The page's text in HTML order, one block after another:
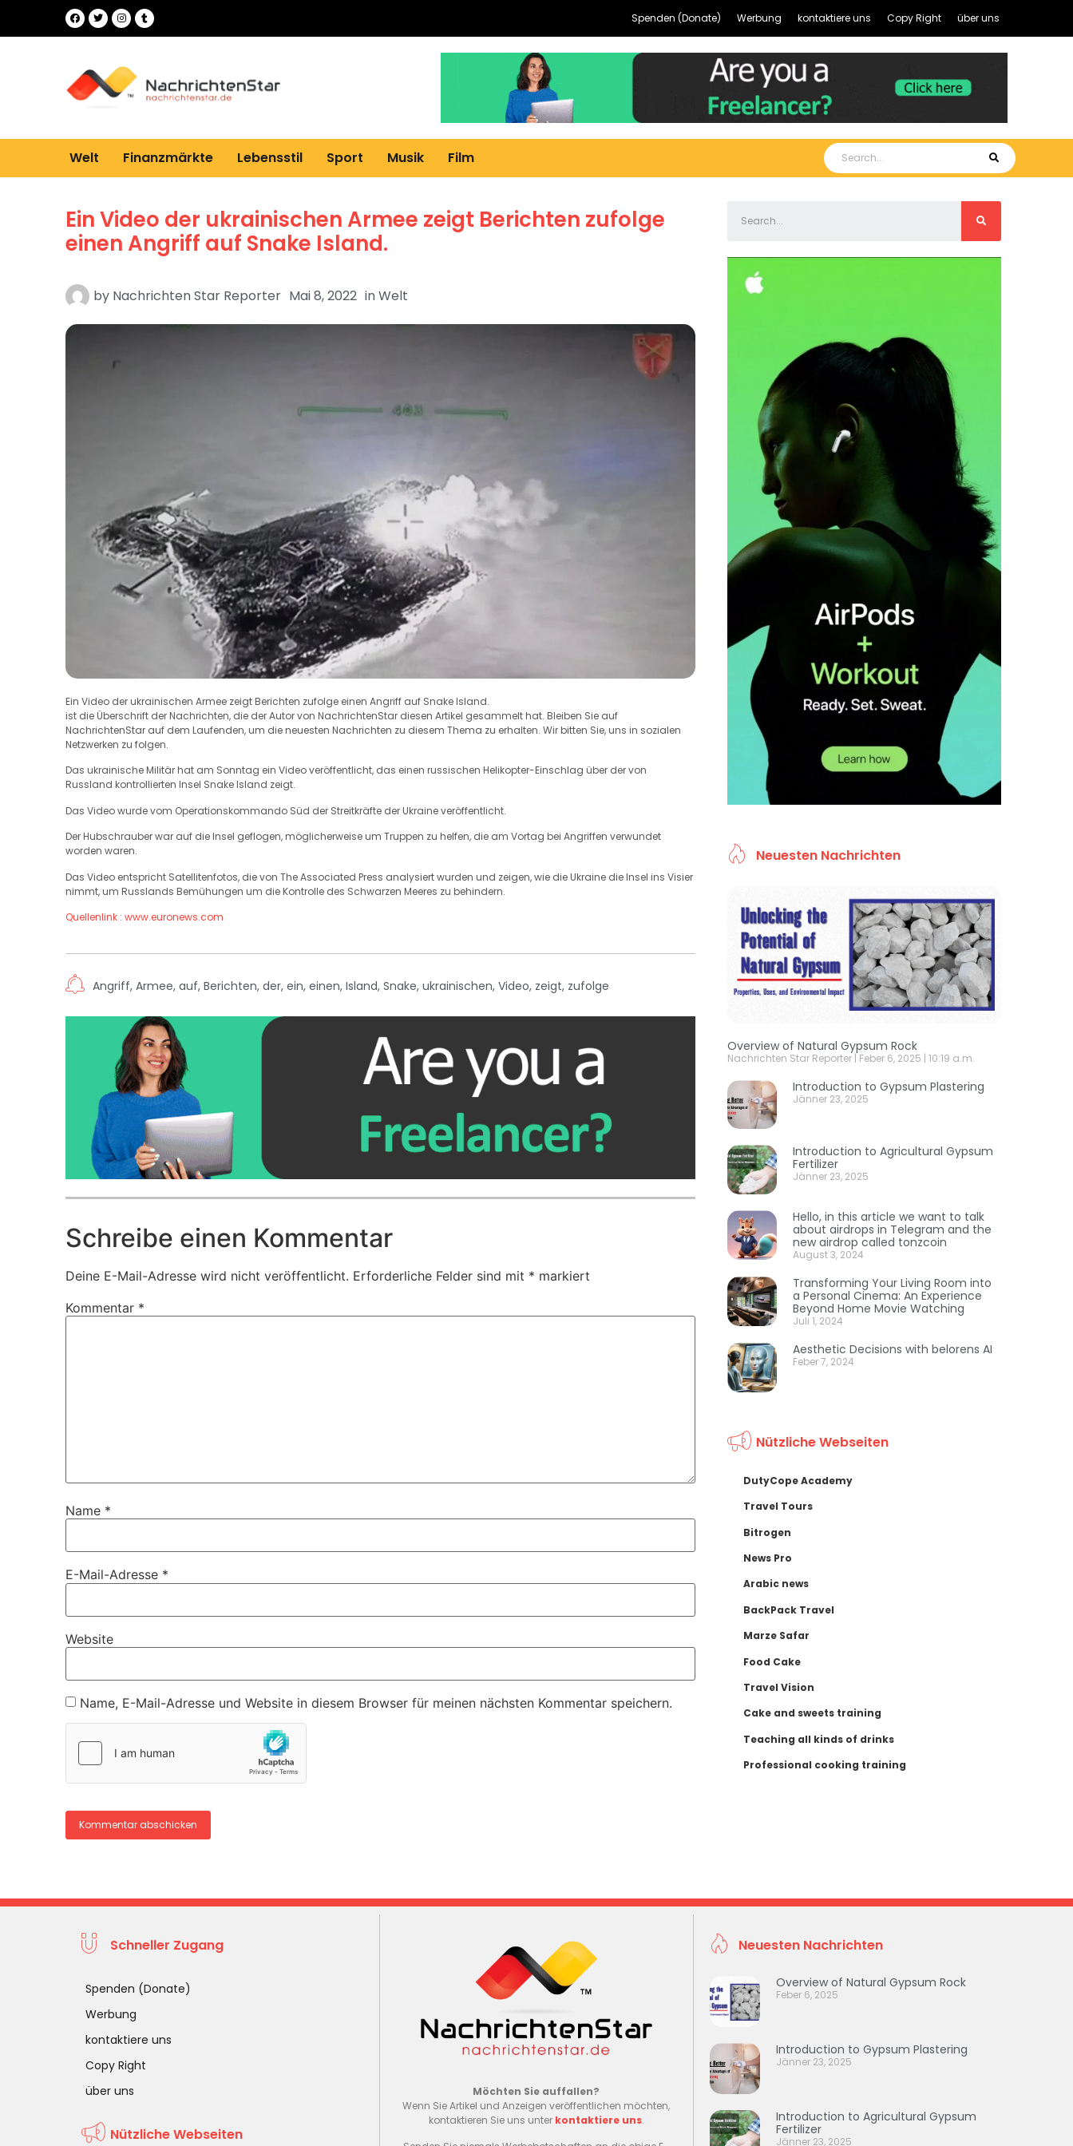
Spenden (Donate) Werbung kontaktiere uns Copy Right über uns
Welt Finanzmärkte Lebensstil Sport Musik Film
Ein Video der ukrainischen Armee zeigt Berichten zufolge
einen Angriff auf Snake Island.
by Nachrichten Star Reporter Mai 8, 2022 inWelt
Ein Video der ukrainischen Armee zeigt Berichten zufolge einen Angriff auf Snake Island.
ist die Überschrift der Nachrichten, die der Autor von NachrichtenStar diesen Artikel gesammelt hat. Bleiben Sie auf
NachrichtenStar auf dem Laufenden, um die neuesten Nachrichten zu diesem Thema zu erhalten. Wir bitten Sie, uns in sozialen
Netzwerken zu folgen.
Das ukrainische Militär hat am Sonntag ein Video veröffentlicht, das einen russischen Helikopter-Einschlag über der von
Russland kontrollierten Insel Snake Island zeigt.
Das Video wurde vom Operationskommando Süd der Streitkräfte der Ukraine veröffentlicht.
Der Hubschrauber war auf die Insel geflogen, möglicherweise um Truppen zu helfen, die am Vortag bei Angriffen verwundet
worden waren.
Das Video entspricht Satellitenfotos, die von The Associated Press analysiert wurden und zeigen, wie die Ukraine die Insel ins Visier
nimmt, um Russlands Bemühungen um die Kontrolle des Schwarzen Meeres zu behindern.
Quellenlink : www.euronews.com
Angriff, Armee, auf, Berichten, der, ein, einen, Island, Snake, ukrainischen, Video, zeigt, zufolge
Schreibe einen Kommentar
Deine E-Mail-Adresse wird nicht veröffentlicht. Erforderliche Felder sind mit * markiert
Kommentar *
Name *
E-Mail-Adresse *
Website
Name, E-Mail-Adresse und Website in diesem Browser für meinen nächsten Kommentar speichern.
Neuesten Nachrichten
Overview of Natural Gypsum Rock
Nachrichten Star Reporter Feber 6, 2025 10:19 a.m.
Introduction to Gypsum Plastering
Jänner 23, 2025
Introduction to Agricultural Gypsum
Fertilizer
Jänner 23, 2025
Hello, in this article we want to talk
about airdrops in Telegram and the
new airdrop called tonzcoin
August 3, 2024
Transforming Your Living Room into
a Personal Cinema: An Experience
Beyond Home Movie Watching
Juli 1, 2024
Aesthetic Decisions with belorens AI
Feber 7, 2024
Nützliche Webseiten
DutyCope Academy
Travel Tours
Bitrogen
News Pro
Arabic news
BackPack Travel
Marze Safar
Food Cake
Travel Vision
Cake and sweets training
Teaching all kinds of drinks
Professional cooking training
Schneller Zugang
Spenden (Donate)
Werbung
kontaktiere uns
Copy Right
über uns
Nützliche Webseiten
Möchten Sie auffallen?
Wenn Sie Artikel und Anzeigen veröffentlichen möchten,
kontaktieren Sie uns unter kontaktiere uns.
Neuesten Nachrichten
Overview of Natural Gypsum Rock
Feber 6, 2025
Introduction to Gypsum Plastering
Jänner 23, 2025
Introduction to Agricultural Gypsum
Fertilizer
Jänner 23, 2025